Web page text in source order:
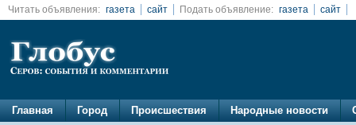
Читать объявления: газета сайт Подать объявление: газета сайт
Главная Город Происшествия Народные новости